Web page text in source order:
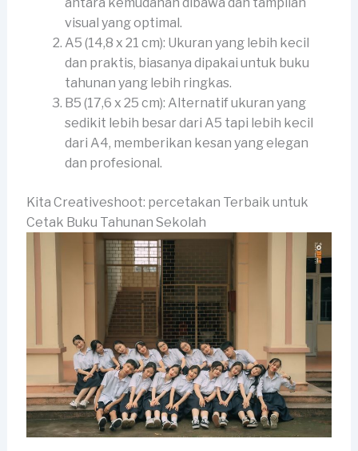
antara kemudahan dibawa dan tampilan
visual yang optimal.
A5 (14,8 x 21 cm): Ukuran yang lebih kecil
dan praktis, biasanya dipakai untuk buku
tahunan yang lebih ringkas.
B5 (17,6 x 25 cm): Alternatif ukuran yang
sedikit lebih besar dari A5 tapi lebih kecil
dari A4, memberikan kesan yang elegan
dan profesional.
Kita Creativeshoot: percetakan Terbaik untuk
Cetak Buku Tahunan Sekolah